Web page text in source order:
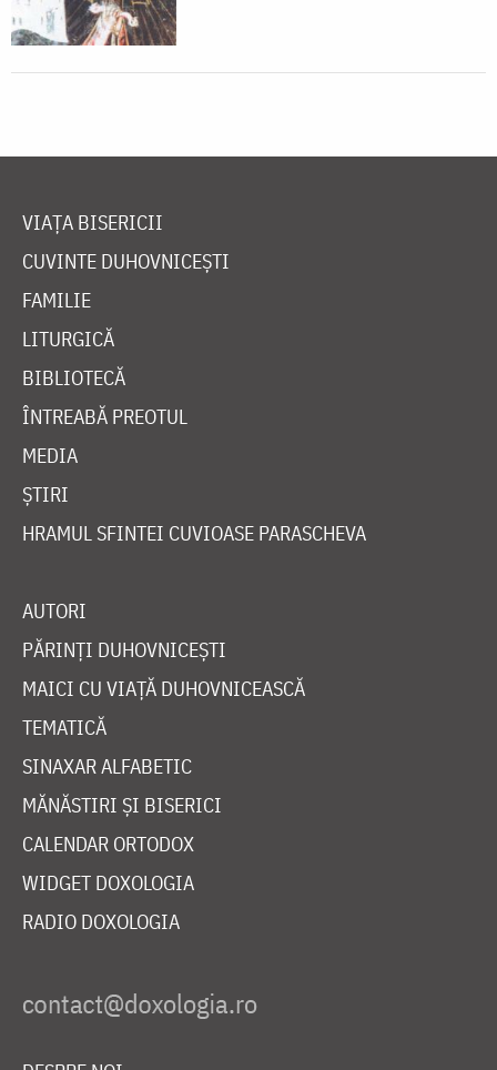
VIAȚA BISERICII
CUVINTE DUHOVNICEȘTI
FAMILIE
LITURGICĂ
BIBLIOTECĂ
ÎNTREABĂ PREOTUL
MEDIA
ȘTIRI
HRAMUL SFINTEI CUVIOASE PARASCHEVA
AUTORI
PĂRINȚI DUHOVNICEȘTI
MAICI CU VIAȚĂ DUHOVNICEASCĂ
TEMATICĂ
SINAXAR ALFABETIC
MĂNĂSTIRI ȘI BISERICI
CALENDAR ORTODOX
WIDGET DOXOLOGIA
RADIO DOXOLOGIA